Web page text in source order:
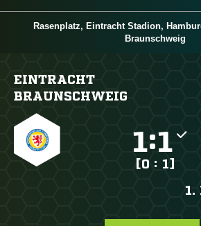
Rasenplatz, Eintracht Stadion,
Braunschweig
EINTRACHT
BRAUNSCHWEIG
:
[0 : 1]
1.